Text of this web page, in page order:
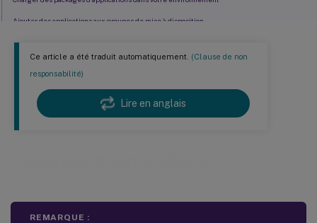
Ce article a été traduit automatiquement. (Clause de non
responsabilité)
Lire en anglais
REMARQUE :
Ajouter des applications aux groupes de mise à disposition
(Facultatif) Créer des groupes d’isolation pour les packages App-V
Publier des applications packagées sur des VDA de bureau à session unique ou partagée